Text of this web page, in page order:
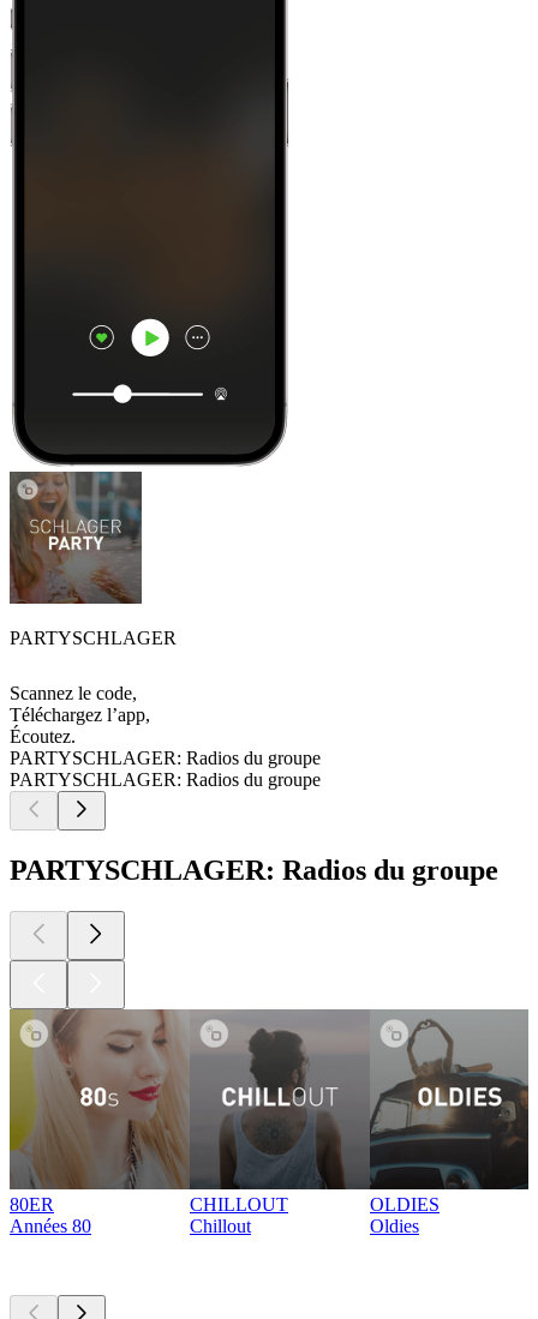
PARTYSCHLAGER
Scannez le code,
Téléchargez l’app,
Écoutez.
PARTYSCHLAGER: Radios du groupe
PARTYSCHLAGER: Radios du groupe
PARTYSCHLAGER: Radios du groupe
80ER
Années 80
CHILLOUT
Chillout
OLDIES
Oldies